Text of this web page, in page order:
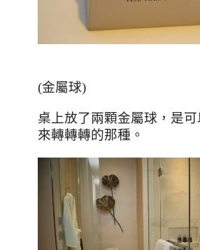
(金屬球)
桌上放了兩顆金屬球，是
來轉轉轉的那種。